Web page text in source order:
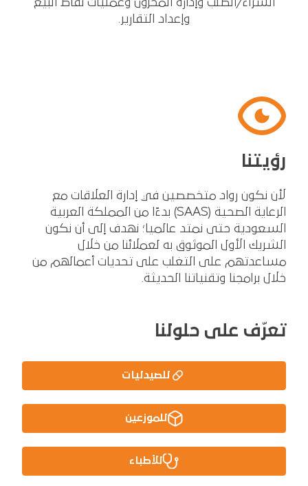
الشراء/الطلب وإدارة المخزون وعمليات نقاط البيع
وإعداد التقارير.
رؤيتنا
لأن نكون رواد متخصصين في إدارة العلاقات مع
الرعاية الصحية (SAAS) بدءًا من المملكة العربية
السعودية حتى نمتد عالميا؛ نهدف إلى أن نكون
الشريك الأول الموثوق به لعملائنا من خلال
مساعدتهم على التغلب على تحديات أعمالهم من
خلال برامجنا وتقنياتنا الحديثة.
تعرّف على حلولنا
للصيدليات
للموزعين
للأطباء